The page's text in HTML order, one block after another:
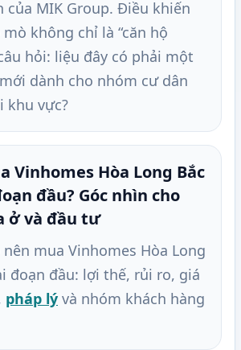
của MIK Group. Điều khiến
không chỉ là “căn hộ
hỏi: liệu đây có phải một
dành cho nhóm cư dân
khu vực?
Vinhomes Hòa Long Bắc
đầu? Góc nhìn cho
ở và đầu tư
mua Vinhomes Hòa Long
đoạn đầu: lợi thế, rủi ro, giá
pháp lý và nhóm khách hàng